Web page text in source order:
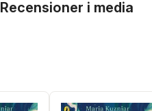
Recensioner i media